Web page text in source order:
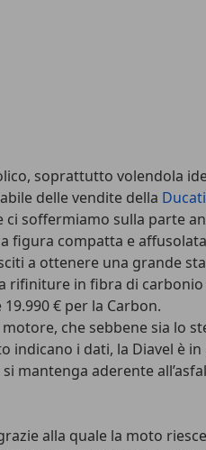
soprattutto volendola
delle vendite della Ducati
soffermiamo sulla parte
figura compatta e
a ottenere una grande
rifiniture in fibra di
€ per la Carbon.
che sebbene sia lo
i dati, la Diavel è
mantenga aderente
alla quale la moto